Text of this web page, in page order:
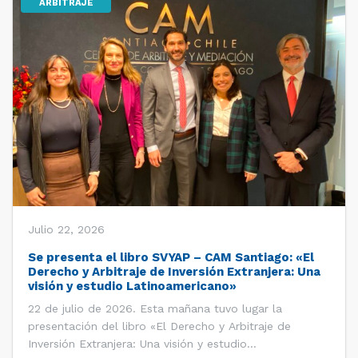
ARBITRAJE
Julio 22, 2026
Se presenta el libro SVYAP – CAM Santiago: «El
Derecho y Arbitraje de Inversión Extranjera: Una
visión y estudio Latinoamericano»
22 de julio de 2026. Esta mañana tuvo lugar la
presentación del libro «El Derecho y Arbitraje de
Inversión Extranjera: Una visión y estudio